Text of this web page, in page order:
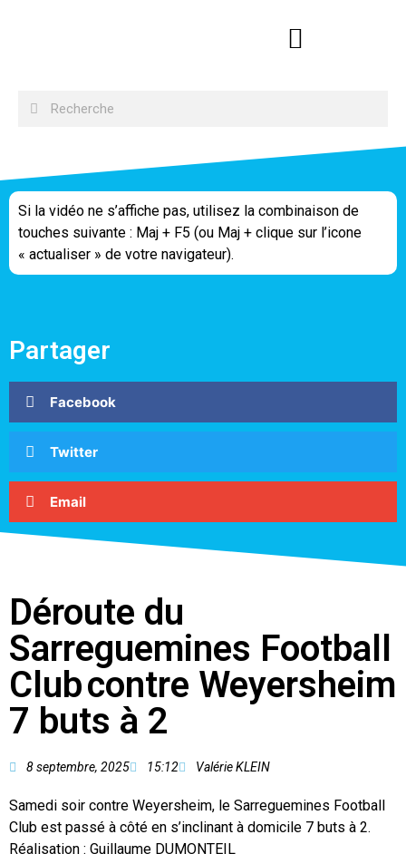
Si la vidéo ne s’affiche pas, utilisez la combinaison de
touches suivante : Maj + F5 (ou Maj + clique sur l’icone
« actualiser » de votre navigateur).
Partager
Facebook
Twitter
Email
Déroute du
Sarreguemines Football
Club contre Weyersheim
7 buts à 2
8 septembre, 2025 15:12 Valérie KLEIN
Samedi soir contre Weyersheim, le Sarreguemines Football
Club est passé à côté en s’inclinant à domicile 7 buts à 2.
Réalisation : Guillaume DUMONTEIL